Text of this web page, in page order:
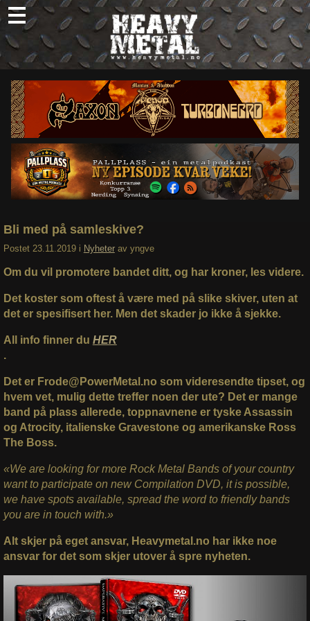
Skip
to
content
Nyheter
Omtaler
Intervjuer
Om oss
Abonner
Søk
Bli med på samleskive?
Postet 23.11.2019 i Nyheter av yngve
Om du vil promotere bandet ditt, og har kroner, les videre.
Det koster som oftest å være med på slike skiver, uten at
det er spesifisert her. Men det skader jo ikke å sjekke.
All info finner du HER
.
Det er Frode@PowerMetal.no som videresendte tipset, og
hvem vet, mulig dette treffer noen der ute? Det er mange
band på plass allerede, toppnavnene er tyske Assassin
og Atrocity, italienske Gravestone og amerikanske Ross
The Boss.
«We are looking for more Rock Metal Bands of your country
want to participate on new Compilation DVD, it is possible,
we have spots available, spread the word to friendly bands
you are in touch with.»
Alt skjer på eget ansvar, Heavymetal.no har ikke noe
ansvar for det som skjer utover å spre nyheten.